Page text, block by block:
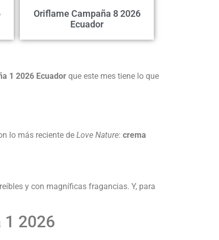
Oriflame Campaña 8 2026
Ecuador
1 2026 Ecuador que este mes tiene lo que
lo más reciente de Love Nature: crema
y con magníficas fragancias. Y, para
1 2026